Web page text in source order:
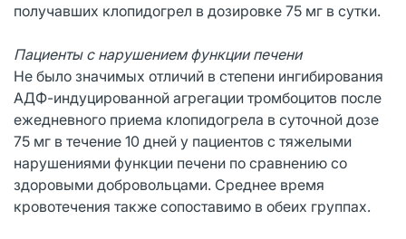
получавших клопидогрел в дозировке 75 мг в сутки.
Пациенты с нарушением функции печени
Не было значимых отличий в степени ингибирования
АДФ-индуцированной агрегации тромбоцитов после
ежедневного приема клопидогрела в суточной дозе
75 мг в течение 10 дней у пациентов с тяжелыми
нарушениями функции печени по сравнению со
здоровыми добровольцами. Среднее время
кровотечения также сопоставимо в обеих группах.